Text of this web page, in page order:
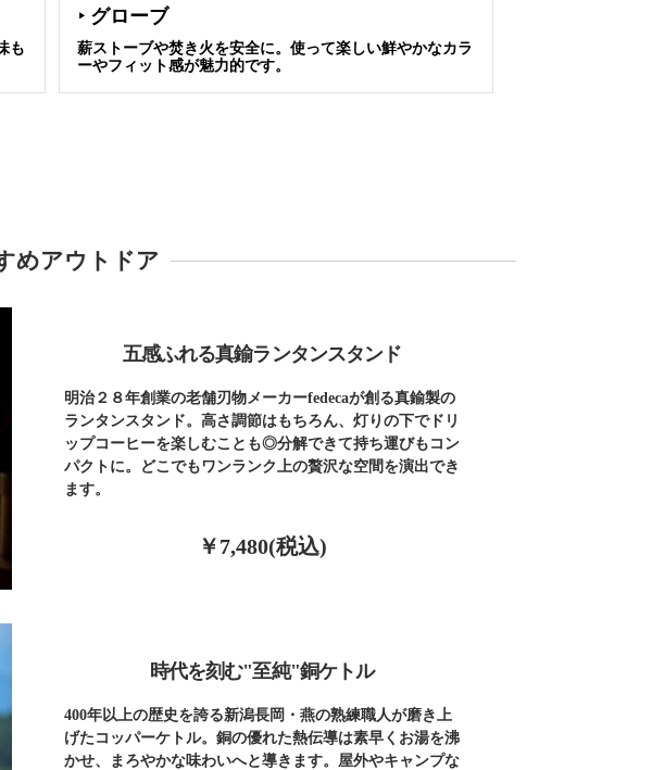
も
▶ グローブ
薪ストーブや焚き火を安全に。使って楽しい鮮やかなカラ
ーやフィット感が魅力的です。
めアウトドア
五感ふれる真鍮ランタンスタンド
明治２８年創業の老舗刃物メーカーfedecaが創る真鍮製の
ランタンスタンド。高さ調節はもちろん、灯りの下でドリ
ップコーヒーを楽しむことも◎分解できて持ち運びもコン
パクトに。どこでもワンランク上の贅沢な空間を演出でき
ます。
￥7,480(税込)
時代を刻む"至純"銅ケトル
400年以上の歴史を誇る新潟長岡・燕の熟練職人が磨き上
げたコッパーケトル。銅の優れた熱伝導は素早くお湯を沸
かせ、まろやかな味わいへと導きます。屋外やキャンプな